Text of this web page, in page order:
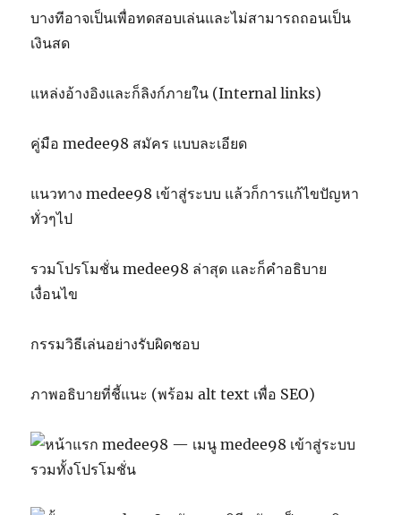
บางทีอาจเป็นเพื่อทดสอบเล่นและไม่สามารถถอนเป็น
เงินสด
แหล่งอ้างอิงและก็ลิงก์ภายใน (Internal links)
คู่มือ medee98 สมัคร แบบละเอียด
แนวทาง medee98 เข้าสู่ระบบ แล้วก็การแก้ไขปัญหา
ทั่วๆไป
รวมโปรโมชั่น medee98 ล่าสุด และก็คำอธิบาย
เงื่อนไข
กรรมวิธีเล่นอย่างรับผิดชอบ
ภาพอธิบายที่ชี้แนะ (พร้อม alt text เพื่อ SEO)